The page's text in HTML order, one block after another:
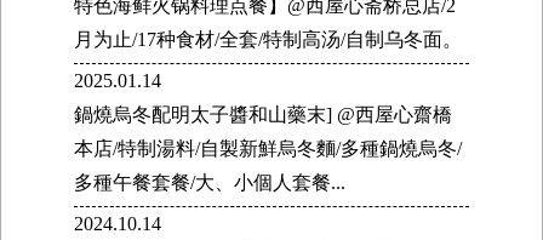
特色海鲜火锅料理点餐】@西屋心斋桥总店/2
月为止/17种食材/全套/特制高汤/自制乌冬面。
2025.01.14
鍋燒烏冬配明太子醬和山藥末] @西屋心齋橋
本店/特制湯料/自製新鮮烏冬麵/多種鍋燒烏冬/
多種午餐套餐/大、小個人套餐...
2024.10.14